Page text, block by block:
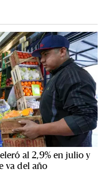
al 2,9% en julio y
va del año